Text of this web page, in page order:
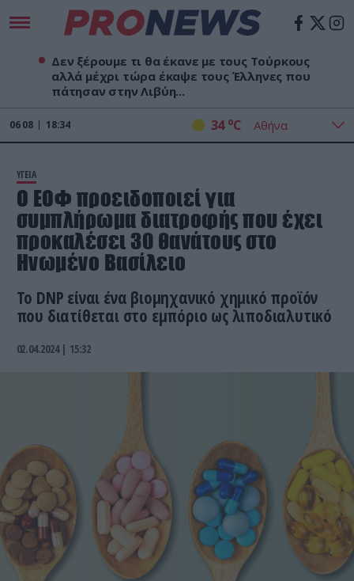
Δεν ξέρουμε τι θα έκανε με τους Τούρκους
αλλά μέχρι τώρα έκαψε τους Έλληνες που
πάτησαν στην Λιβύη...
06 08 18:34 34 oC
ΥΓΕΙΑ
Ο ΕΟΦ προειδοποιεί για
συμπλήρωμα διατροφής που έχει
προκαλέσει 30 θανάτους στο
Ηνωμένο Βασίλειο
Το DNP είναι ένα βιομηχανικό χημικό προϊόν
που διατίθεται στο εμπόριο ως λιποδιαλυτικό
02.04.2024 | 15:32